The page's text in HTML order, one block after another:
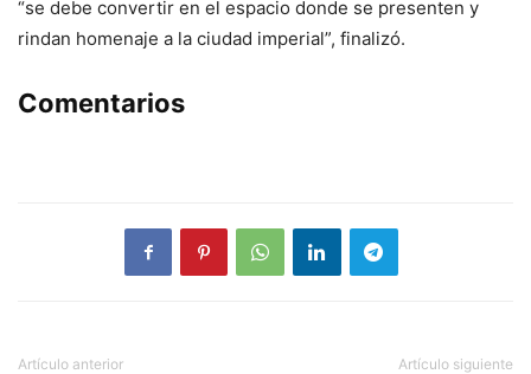
“se debe convertir en el espacio donde se presenten y
rindan homenaje a la ciudad imperial”, finalizó.
Comentarios
Artículo anterior Artículo siguiente